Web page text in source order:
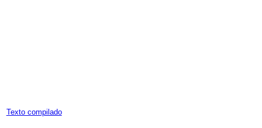
Texto compilado